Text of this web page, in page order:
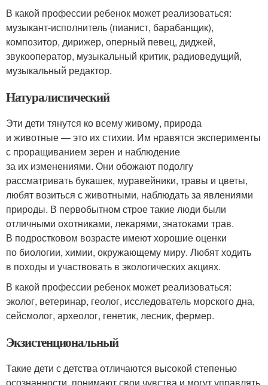
В какой профессии ребенок может реализоваться:
музыкант-исполнитель (пианист, барабанщик),
композитор, дирижер, оперный певец, диджей,
звукооператор, музыкальный критик, радиоведущий,
музыкальный редактор.
Натуралистический
Эти дети тянутся ко всему живому, природа
и животные — это их стихии. Им нравятся эксперименты
с проращиванием зерен и наблюдение
за их изменениями. Они обожают подолгу
рассматривать букашек, муравейники, травы и цветы,
любят возиться с животными, наблюдать за явлениями
природы. В первобытном строе такие люди были
отличными охотниками, лекарями, знатоками трав.
В подростковом возрасте имеют хорошие оценки
по биологии, химии, окружающему миру. Любят ходить
в походы и участвовать в экологических акциях.
В какой профессии ребенок может реализоваться:
эколог, ветеринар, геолог, исследователь морского дна,
сейсмолог, археолог, генетик, лесник, фермер.
Экзистенциональный
Такие дети с детства отличаются высокой степенью
осознанности, понимают свои чувства и могут управлять